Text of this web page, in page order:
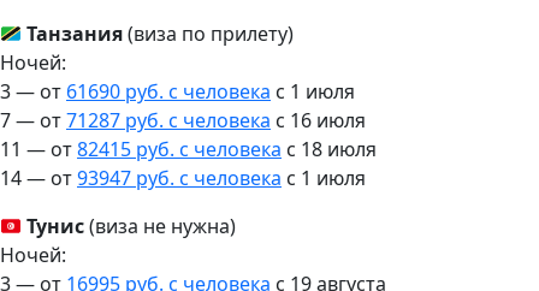
Танзания(виза по прилету)
Ночей:
3 — от 61690 руб. с человека c 1 июля
7 — от71287 руб. с человека c 16 июля
11 — от82415 руб. с человека c 18 июля
14 — от93947 руб. с человека c 1 июля
Тунис(виза не нужна)
Ночей:
3 — от 16995 руб. с человека c 19 августа